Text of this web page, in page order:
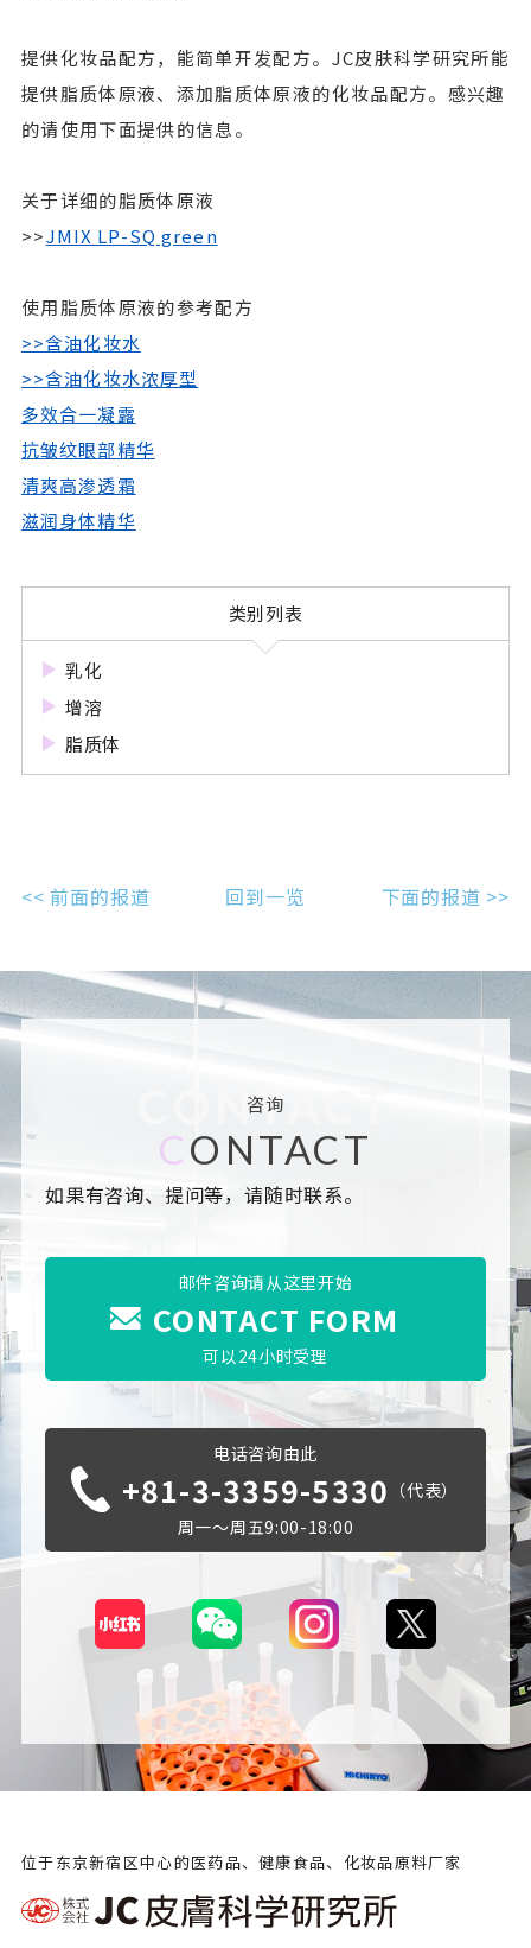
提供化妆品配方，能简单开发配方。JC皮肤科学研究所能
提供脂质体原液、添加脂质体原液的化妆品配方。感兴趣
的请使用下面提供的信息。
关于详细的脂质体原液
>>JMIX LP-SQ green
使用脂质体原液的参考配方
>>含油化妆水
>>含油化妆水浓厚型
多效合一凝露
抗皱纹眼部精华
清爽高渗透霜
滋润身体精华
类别列表
乳化
增溶
脂质体
<< 前面的报道 回到一览 下面的报道 >>
咨询
CONTACT
CONTACT
如果有咨询、提问等，请随时联系。
邮件咨询请从这里开始
CONTACT FORM
可以24小时受理
电话咨询由此
+81-3-3359-5330 （代表）
周一～周五9:00-18:00
位于东京新宿区中心的医药品、健康食品、化妆品原料厂家